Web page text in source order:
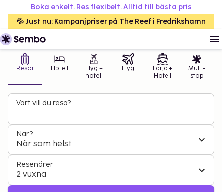
Boka enkelt. Res flexibelt. Alltid till bästa pris
💦 Just nu: Kampanjpriser på The Reef i Fredrikshamn
Resor Hotell
Flyg +
hotell
Flyg
Färja +
Hotell
Multi-
stop
Vart vill du resa?
När?
När som helst
Resenärer
2 vuxna